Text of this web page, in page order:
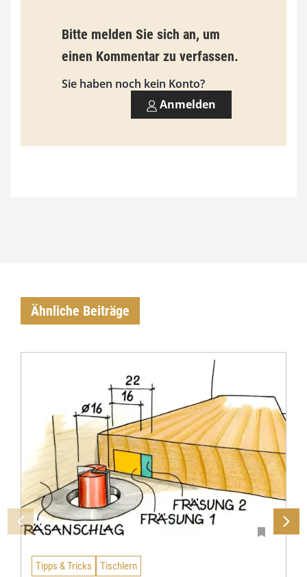
9
3
0
0
Bitte melden Sie sich an, um
einen Kommentar zu verfassen.
Sie haben noch kein Konto?
Anmelden
Ähnliche Beiträge
Tipps & Tricks Tischlern